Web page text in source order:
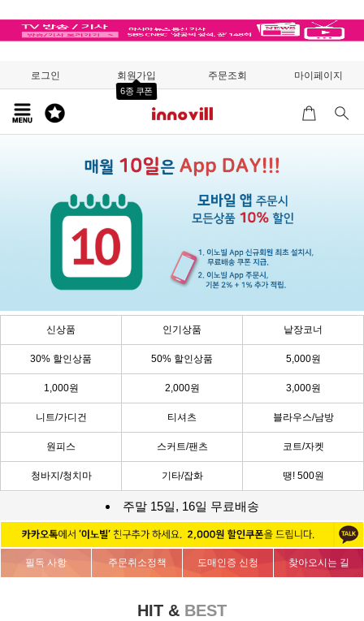
로그인 회원가입
6종 쿠폰
주문조회 마이페이지
신상품 인기상품 낱장코너
30% 할인상품 50% 할인상품 5,000원
1,000원 2,000원 3,000원
니트/가디건 티셔츠 블라우스/남방
원피스 스커트/팬츠 코트/자켓
청바지/청치마 기타/잡화 땡! 500원
주말 15일, 16일 무료배송
필독 사항 주문취소정책 도매인증 신청 찾아오시는 길
HIT & BEST